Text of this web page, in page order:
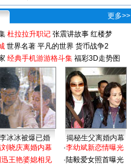
更多>>
杜拉拉升职记 张震讲故事 红楼梦
世界名著 平凡的世界 货币战争2
经典手机游游格斗集 福彩3D走势图
李冰冰被爆已婚
揭秘生父离婚内幕
晓庆离婚内幕
迅王艳婆媳相见
·李幼斌新恋情曝光
·陆毅爱女照首曝光